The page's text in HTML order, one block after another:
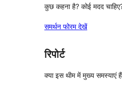
कुछ कहना है? कोई मदद
समर्थन फोरम देखें
रिपोर्ट
क्या इस थीम में मुख्य समस्याएं